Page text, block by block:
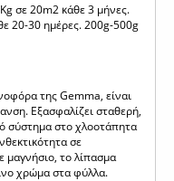
σε 20m2 κάθε 3 μήνες.
20-30 ημέρες. 200g-500g
της Gemma, είναι
Εξασφαλίζει σταθερή,
σύστημα στο χλοοτάπητα
σε
μαγνήσιο, το λίπασμα
χρώμα στα φύλλα.